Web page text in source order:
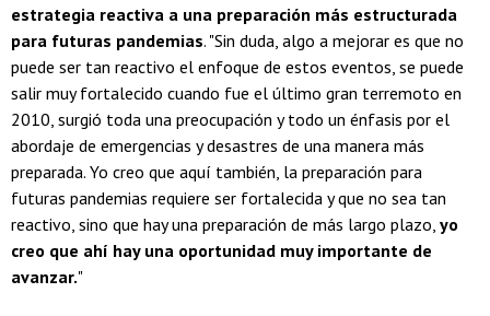
estrategia reactiva a una preparación más estructurada
para futuras pandemias. "Sin duda, algo a mejorar es que no
puede ser tan reactivo el enfoque de estos eventos, se puede
salir muy fortalecido cuando fue el último gran terremoto en
2010, surgió toda una preocupación y todo un énfasis por el
abordaje de emergencias y desastres de una manera más
preparada. Yo creo que aquí también, la preparación para
futuras pandemias requiere ser fortalecida y que no sea tan
reactivo, sino que hay una preparación de más largo plazo, yo
creo que ahí hay una oportunidad muy importante de
avanzar."